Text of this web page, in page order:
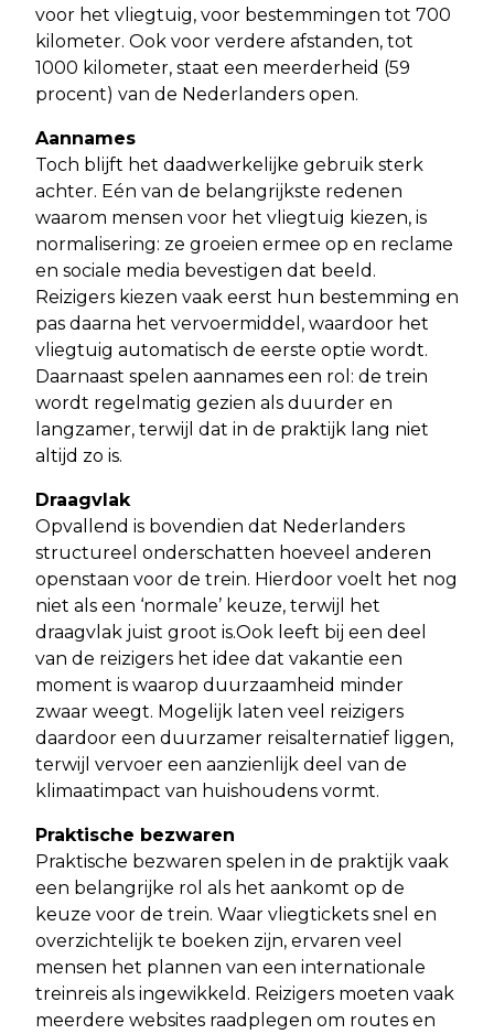
voor het vliegtuig, voor bestemmingen tot 700
kilometer. Ook voor verdere afstanden, tot
1000 kilometer, staat een meerderheid (59
procent) van de Nederlanders open.
Aannames
Toch blijft het daadwerkelijke gebruik sterk
achter. Eén van de belangrijkste redenen
waarom mensen voor het vliegtuig kiezen, is
normalisering: ze groeien ermee op en reclame
en sociale media bevestigen dat beeld.
Reizigers kiezen vaak eerst hun bestemming en
pas daarna het vervoermiddel, waardoor het
vliegtuig automatisch de eerste optie wordt.
Daarnaast spelen aannames een rol: de trein
wordt regelmatig gezien als duurder en
langzamer, terwijl dat in de praktijk lang niet
altijd zo is.
Draagvlak
Opvallend is bovendien dat Nederlanders
structureel onderschatten hoeveel anderen
openstaan voor de trein. Hierdoor voelt het nog
niet als een ‘normale’ keuze, terwijl het
draagvlak juist groot is.Ook leeft bij een deel
van de reizigers het idee dat vakantie een
moment is waarop duurzaamheid minder
zwaar weegt. Mogelijk laten veel reizigers
daardoor een duurzamer reisalternatief liggen,
terwijl vervoer een aanzienlijk deel van de
klimaatimpact van huishoudens vormt.
Praktische bezwaren
Praktische bezwaren spelen in de praktijk vaak
een belangrijke rol als het aankomt op de
keuze voor de trein. Waar vliegtickets snel en
overzichtelijk te boeken zijn, ervaren veel
mensen het plannen van een internationale
treinreis als ingewikkeld. Reizigers moeten vaak
meerdere websites raadplegen om routes en